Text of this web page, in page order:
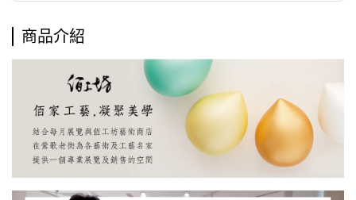
商品介紹